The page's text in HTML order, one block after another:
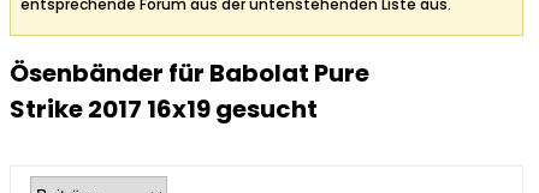
entsprechende Forum aus der untenstehenden Liste aus.
Ösenbänder für Babolat Pure
Strike 2017 16x19 gesucht